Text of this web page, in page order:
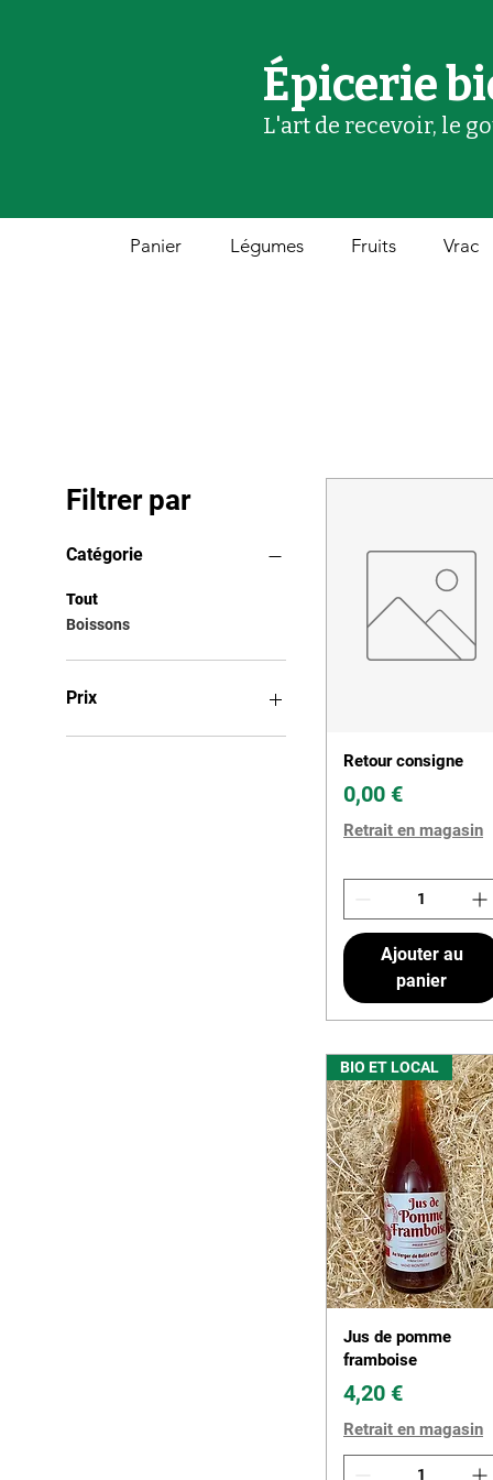
Épicerie
L'art de recevoir, le
Panier Légumes Fruits Vrac
Filtrer par
Catégorie
Tout
Boissons
Prix
Retour consigne
Prix
0,00 €
Retrait en magasin
Ajouter au
panier
BIO ET LOCAL
Jus de pomme
framboise
Prix
4,20 €
Retrait en magasin